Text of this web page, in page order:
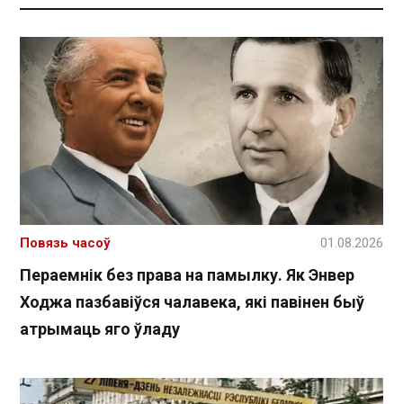
Пераемнік без права на памылку. Як Энвер
Ходжа пазбавіўся чалавека, які павінен быў
атрымаць яго ўладу
Повязь часоў 01.08.2026